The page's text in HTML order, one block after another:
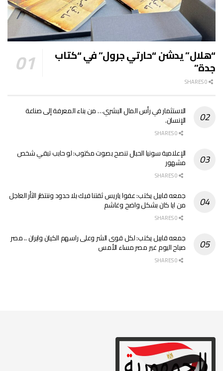
“هلال” يدشن “حارتي جرول” في “كتاب
جدة”
الاستثمار في رأس المال البشري… من بناء المعرفة إلى صناعة
الإنسان.
الإعلامية سونيا الحبال تنصح بصوت مكتوب: لو حابب تبقي شخص
مشهور
جمعه قابيل يكتب: عفوا ياريس ثقتنا فيك بلا حدود وننتظر الثأر العاجل
من ايا كان بشكل واضح وغاشم
جمعه قابيل يكتب: لكل قوى الشر وعلى راسهم الكيان وايران .. مصر
صباح اليوم غير مصر مساء الأمس